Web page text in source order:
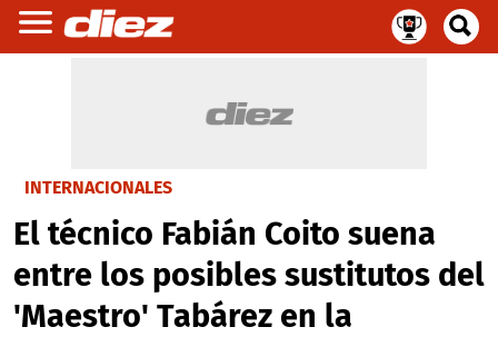
INTERNACIONALES
El técnico Fabián Coito suena
entre los posibles sustitutos del
'Maestro' Tabárez en la